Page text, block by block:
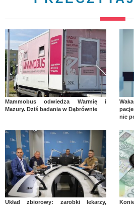
Mammobus odwiedza Warmię i
Mazury. Dziś badania w Dąbrównie
nie
Układ zbiorowy: zarobki lekarzy,